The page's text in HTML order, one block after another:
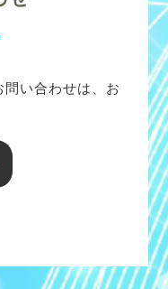
い合わせは、お